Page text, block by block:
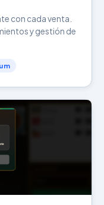
con cada venta.
y gestión de